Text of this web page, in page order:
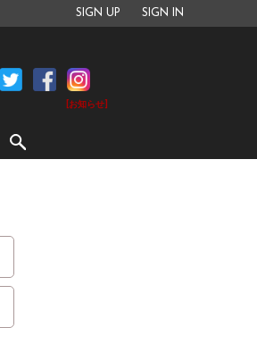
SIGN UP SIGN IN
[お知らせ]